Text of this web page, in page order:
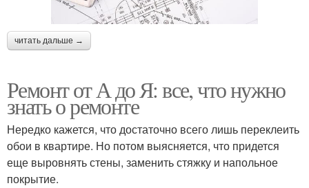
читать дальше →
Ремонт от А до Я: все, что нужно
знать о ремонте
Нередко кажется, что достаточно всего лишь переклеить
обои в квартире. Но потом выясняется, что придется
еще выровнять стены, заменить стяжку и напольное
покрытие.